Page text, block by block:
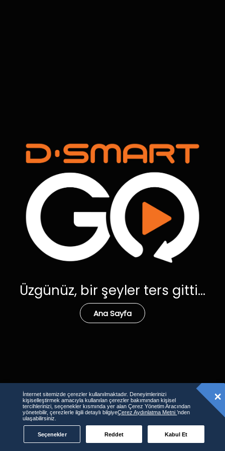
Üzgünüz, bir şeyler ters gitti...
Ana Sayfa
İnternet sitemizde çerezler kullanılmaktadır. Deneyimlerinizi
kişiselleştirmek amacıyla kullanılan çerezler bakımından kişisel
tercihlerinizi, seçenekler kısmında yer alan Çerez Yönetim Aracından
yönetebilir, çerezlerle ilgili detaylı bilgiyeÇerez Aydınlatma Metni’nden
ulaşabilirsiniz.
Seçenekler Reddet Kabul Et